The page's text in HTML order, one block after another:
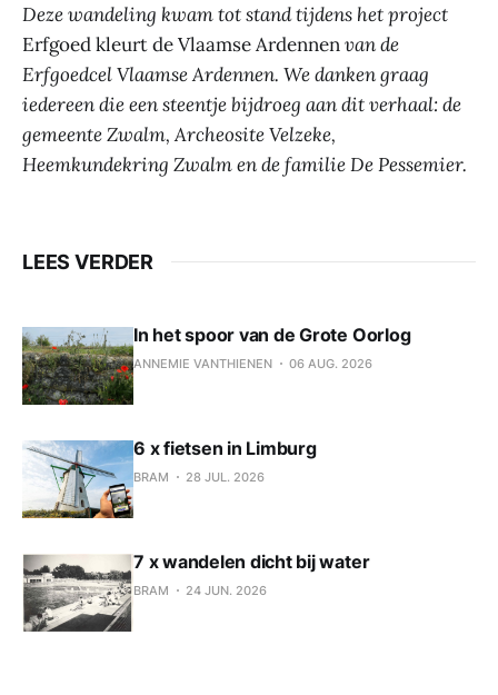
Deze wandeling kwam tot stand tijdens het project
Erfgoed kleurt de Vlaamse Ardennenvan de
Erfgoedcel Vlaamse Ardennen. We danken graag
iedereen die een steentje bijdroeg aan dit verhaal: de
gemeente Zwalm, Archeosite Velzeke,
Heemkundekring Zwalm en de familie De Pessemier.
LEES VERDER
In het spoor van de Grote Oorlog
ANNEMIE VANTHIENEN 06 AUG. 2026
6 x fietsen in Limburg
BRAM 28 JUL. 2026
7 x wandelen dicht bij water
BRAM 24 JUN. 2026